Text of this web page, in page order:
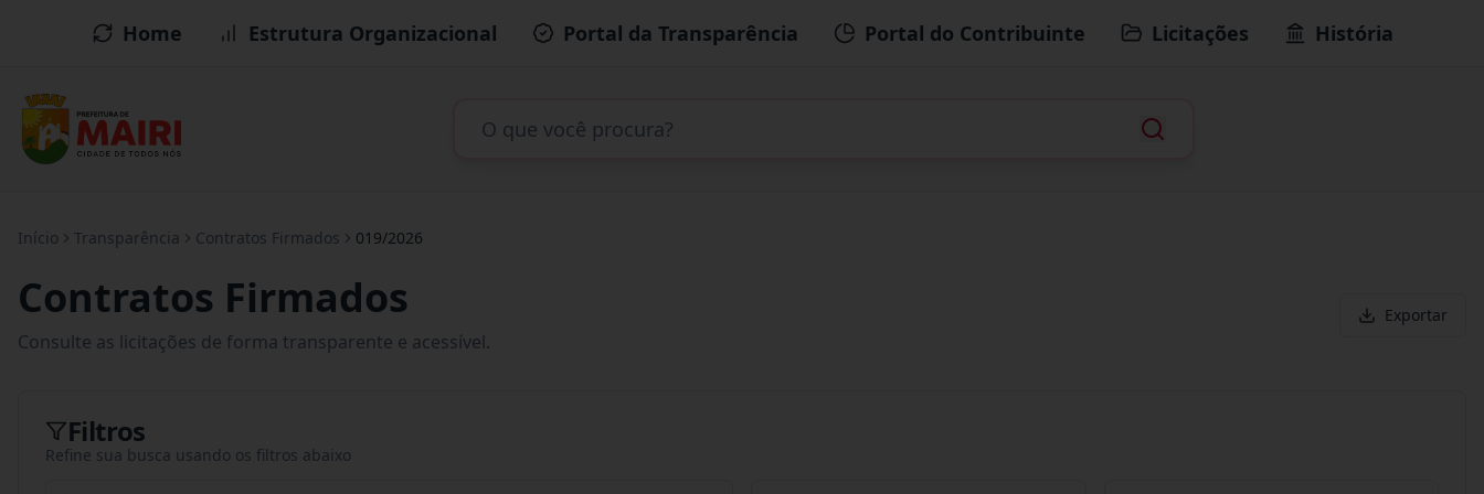
Home Estrutura Organizacional Portal da Transparência Portal do Contribuinte Licitações História
Início Transparência Contratos Firmados 019/2026
Contratos Firmados
Consulte as licitações de forma transparente e acessível.
Exportar
Filtros
Refine sua busca usando os filtros abaixo